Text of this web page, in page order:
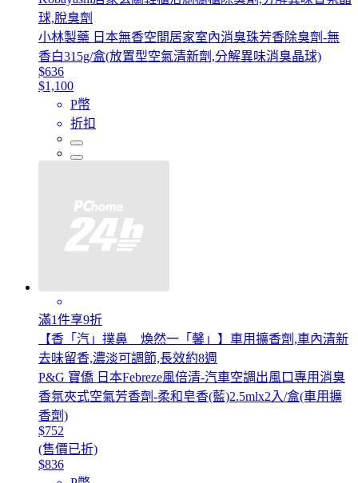
球,脫臭劑
小林製藥 日本無香空間居家室內消臭珠芳香除臭劑-無
香白315g/盒(放置型空氣清新劑,分解異味消臭晶球)
$636
$1,100
P幣
折扣
滿1件享9折
【香「汽」撲鼻 煥然一「馨」】車用擴香劑,車內清新
去味留香,濃淡可調節,長效約8週
P&G 寶僑 日本Febreze風倍清-汽車空調出風口專用消臭
香氛夾式空氣芳香劑-柔和皂香(藍)2.5mlx2入/盒(車用擴
香劑)
$752
(售價已折)
$836